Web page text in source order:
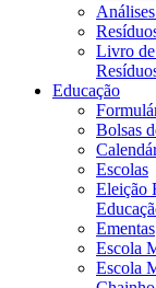
Livro de
Educação
Bolsas
Escolas
Eleição
Ementas
Escola
Escola